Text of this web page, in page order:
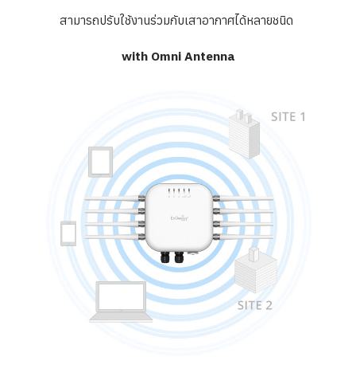
สามารถปรับใช้งานร่วมกับเสาอากาศได้หลายชนิด
with Omni Antenna